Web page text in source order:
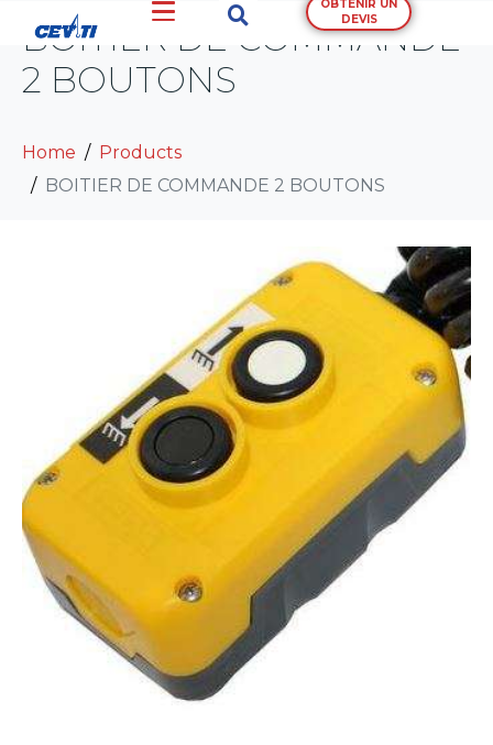
OBTENIR UN
DEVIS
BOITIER DE COMMANDE
2 BOUTONS
Home
Products
BOITIER DE COMMANDE 2 BOUTONS